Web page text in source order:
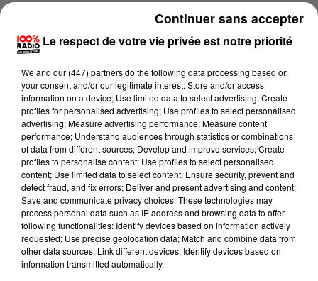
Lecture (4 min 10 sec)
100%
100% Radio les infos de l'Ariege
Le respect de votre vie privée est notre priorité
We and our (447) partnersdo the following data processing based on
your consent and/or our legitimate interest: Store and/or access
information on a device; Use limited data to select advertising; Create
profiles for personalised advertising; Use profiles to select personalised
advertising; Measure advertising performance; Measure content
performance; Understand audiences through statistics or combinations
of data from different sources; Develop and improve services; Create
profiles to personalise content; Use profiles to select personalised
content; Use limited data to select content; Ensure security, prevent and
detect fraud, and fix errors; Deliver and present advertising and content;
Save and communicate privacy choices. These technologies may
process personal data such as IP address and browsing data to offer
following functionalities: Identify devices based on information actively
requested; Use precise geolocation data; Match and combine data from
other data sources; Link different devices; Identify devices based on
information transmitted automatically.
Continuer sans accepter